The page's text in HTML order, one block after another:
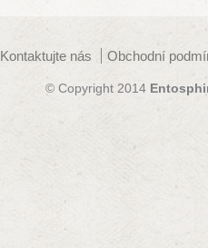
Kontaktujte nás Obchodní
© Copyright 2014